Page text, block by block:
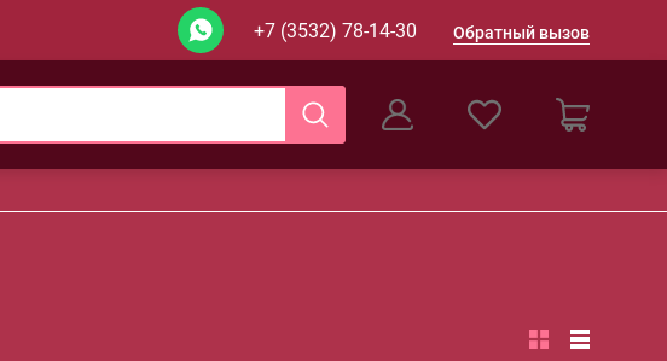
+7 (3532) 78-14-30 Обратный вызов
Оформление заказа